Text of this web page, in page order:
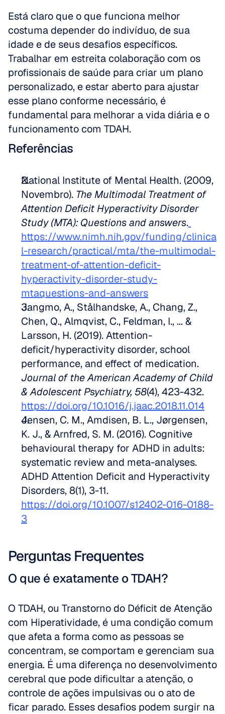
Está claro que o que funciona melhor
costuma depender do indivíduo, de sua
idade e de seus desafios específicos.
Trabalhar em estreita colaboração com os
profissionais de saúde para criar um plano
personalizado, e estar aberto para ajustar
esse plano conforme necessário, é
fundamental para melhorar a vida diária e o
funcionamento com TDAH.
Referências
National Institute of Mental Health. (2009,
Novembro). The Multimodal Treatment of
Attention Deficit Hyperactivity Disorder
Study (MTA): Questions and answers.
https://www.nimh.nih.gov/funding/clinica
l-research/practical/mta/the-multimodal-
treatment-of-attention-deficit-
hyperactivity-disorder-study-
mtaquestions-and-answers
Jangmo, A., Stålhandske, A., Chang, Z.,
Chen, Q., Almqvist, C., Feldman, I., ... &
Larsson, H. (2019). Attention-
deficit/hyperactivity disorder, school
Journal of the American Academy of Child
& Adolescent Psychiatry, 58
https://doi.org/10.1016/j.jaac.2018.11.014
Jensen, C. M., Amdisen, B. L., Jørgensen,
K. J., & Arnfred, S. M. (2016). Cognitive
behavioural therapy for ADHD in adults:
systematic review and meta-analyses.
ADHD Attention Deficit and Hyperactivity
https://doi.org/10.1007/s12402-016-0188-
3
Perguntas Frequentes
O que é exatamente o TDAH?
O TDAH, ou Transtorno do Déficit de Atenção
com Hiperatividade, é uma condição comum
que afeta a forma como as pessoas se
concentram, se comportam e gerenciam sua
energia. É uma diferença no desenvolvimento
cerebral que pode dificultar a atenção, o
controle de ações impulsivas ou o ato de
ficar parado. Esses desafios podem surgir na